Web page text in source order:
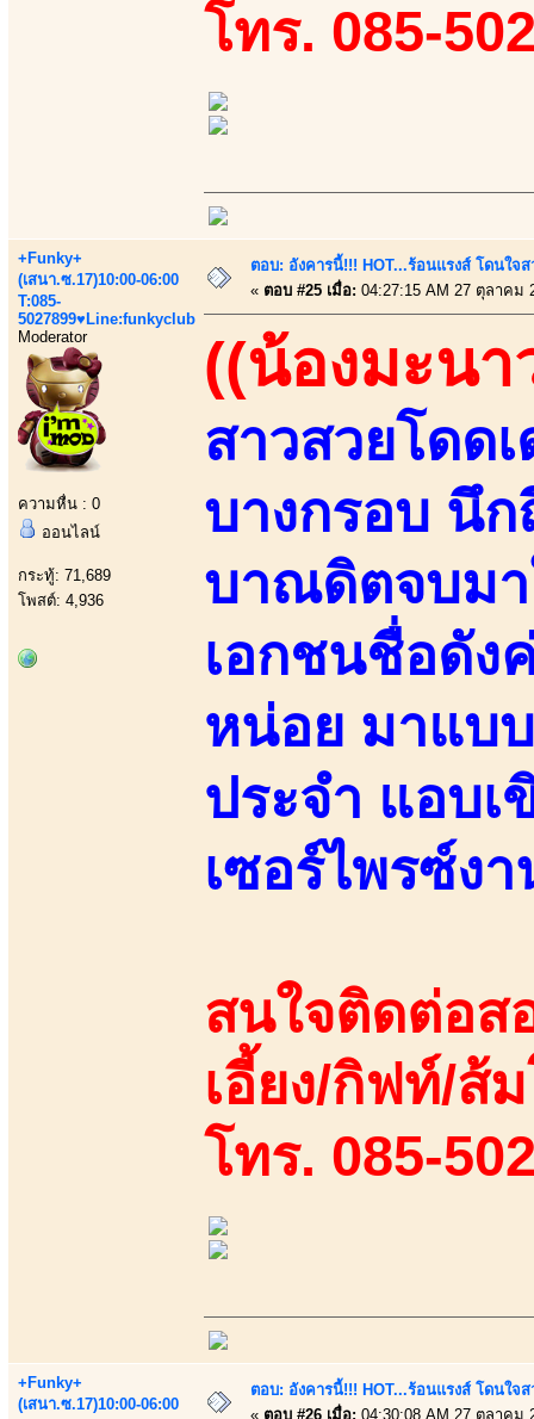
โทร. 085-
+Funky+
(เสนา.ซ.17)10:00-06:00
T:085-
5027899♥Line:funkyclub
Moderator
ความหื่น : 0
ออนไลน์
กระทู้: 71,689
โพสต์: 4,936
ตอบ: อังคารนี้!!! HOT...ร้อนแรงส์ โดนใจ
« ตอบ #25 เมื่อ: 04:27:15 AM 27 ตุลาคม
((น้องมะนา
สาวสวยโดด
บางกรอบ นึ
บาณดิตจบม
เอกชนชื่อดัง
หน่อย มาแบ
ประจำ แอบ
เซอร์ไพรซ์ง
สนใจติดต่อส
เอี้ยง/กิฟท์/ส้
โทร. 085-
+Funky+
(เสนา.ซ.17)10:00-06:00
ตอบ: อังคารนี้!!! HOT...ร้อนแรงส์ โดนใจ
« ตอบ #26 เมื่อ: 04:30:08 AM 27 ตุลาคม